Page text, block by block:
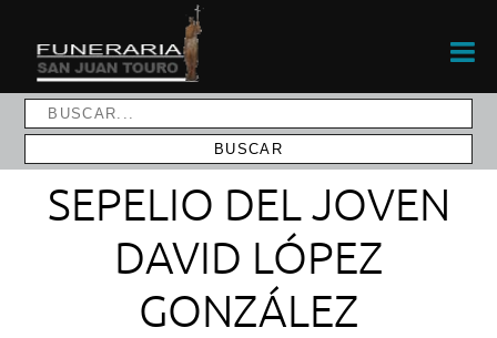
SEPELIO DEL JOVEN
DAVID LÓPEZ
GONZÁLEZ